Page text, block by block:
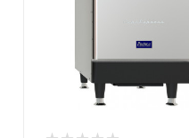
уменьшенный; от